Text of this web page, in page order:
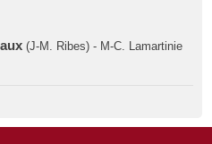
(J-M. Ribes) - M-C. Lamartinie